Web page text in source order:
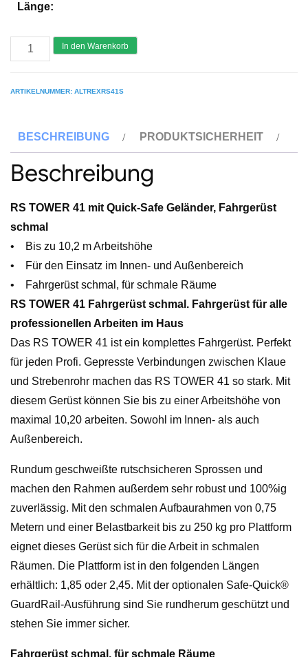
Länge:
ALTREX
RS
Quick-
m
Arbeitshöhe
-
Menge
In den Warenkorb
ARTIKELNUMMER: ALTREXRS41S
BESCHREIBUNG PRODUKTSICHERHEIT
Beschreibung
RS TOWER 41 mit Quick-Safe Geländer, Fahrgerüst
schmal
• Bis zu 10,2 m Arbeitshöhe
• Für den Einsatz im Innen- und Außenbereich
• Fahrgerüst schmal, für schmale Räume
RS TOWER 41 Fahrgerüst schmal. Fahrgerüst für alle
professionellen Arbeiten im Haus
Das RS TOWER 41 ist ein komplettes Fahrgerüst. Perfekt
für jeden Profi. Gepresste Verbindungen zwischen Klaue
und Strebenrohr machen das RS TOWER 41 so stark. Mit
diesem Gerüst können Sie bis zu einer Arbeitshöhe von
maximal 10,20 arbeiten. Sowohl im Innen- als auch
Außenbereich.
Rundum geschweißte rutschsicheren Sprossen und
machen den Rahmen außerdem sehr robust und 100%ig
zuverlässig. Mit den schmalen Aufbaurahmen von 0,75
Metern und einer Belastbarkeit bis zu 250 kg pro Plattform
eignet dieses Gerüst sich für die Arbeit in schmalen
Räumen. Die Plattform ist in den folgenden Längen
erhältlich: 1,85 oder 2,45. Mit der optionalen Safe-Quick®
GuardRail-Ausführung sind Sie rundherum geschützt und
stehen Sie immer sicher.
Fahrgerüst schmal, für schmale Räume